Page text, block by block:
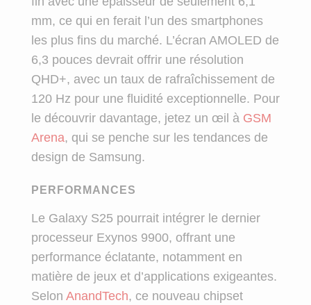
mm, ce qui en ferait l’un des smartphones
les plus fins du marché. L’écran AMOLED de
6,3 pouces devrait offrir une résolution
QHD+, avec un taux de rafraîchissement de
120 Hz pour une fluidité exceptionnelle. Pour
le découvrir davantage, jetez un œil à GSM
Arena, qui se penche sur les tendances de
design de Samsung.
PERFORMANCES
Le Galaxy S25 pourrait intégrer le dernier
processeur Exynos 9900, offrant une
performance éclatante, notamment en
matière de jeux et d’applications exigeantes.
Selon AnandTech, ce nouveau chipset